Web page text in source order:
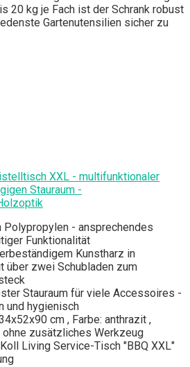
20 kg je Fach ist der Schrank robust
Gartenutensilien sicher zu
XXL - multifunktionaler
Stauraum -
Polypropylen - ansprechendes
Funktionalität
Kunstharz in
über zwei Schubladen zum
Stauraum für viele Accessoires -
und hygienisch
cm , Farbe: anthrazit ,
zusätzliches Werkzeug
Living Service-Tisch "BBQ XXL"